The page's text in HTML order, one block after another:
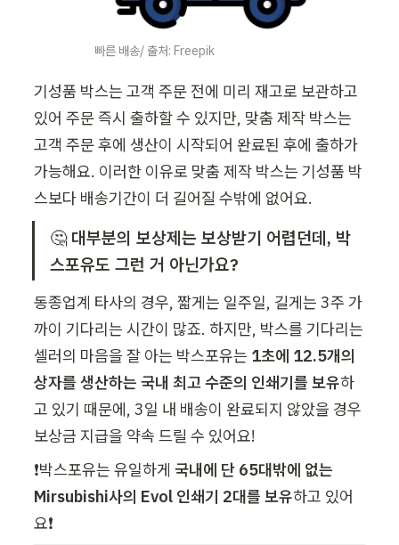
빠른 배송/ 출처: Freepik
기성품 박스는 고객 주문 전에 미리 재고로 보관하고
있어 주문 즉시 출하할 수 있지만, 맞춤 제작 박스는
고객 주문 후에 생산이 시작되어 완료된 후에 출하가
가능해요. 이러한 이유로 맞춤 제작 박스는 기성품 박
스보다 배송기간이 더 길어질 수밖에 없어요.
🤔 대부분의 보상제는 보상받기 어렵던데, 박
스포유도 그런 거 아닌가요?
동종업계 타사의 경우, 짧게는 일주일, 길게는 3주 가
까이 기다리는 시간이 많죠. 하지만, 박스를 기다리는
셀러의 마음을 잘 아는 박스포유는 1초에 12.5개의
상자를 생산하는 국내 최고 수준의 인쇄기를 보유하
고 있기 때문에, 3일 내 배송이 완료되지 않았을 경우
보상금 지급을 약속 드릴 수 있어요!
❗박스포유는 유일하게 국내에 단 65대밖에 없는
Mirsubishi사의 Evol 인쇄기 2대를 보유하고 있어
요❗